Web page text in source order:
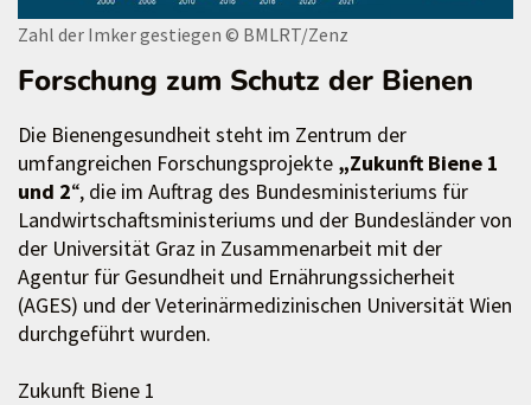
Zahl der Imker gestiegen © BMLRT/Zenz
Forschung zum Schutz der Bienen
Die Bienengesundheit steht im Zentrum der
umfangreichen Forschungsprojekte „Zukunft Biene 1
und 2“, die im Auftrag des Bundesministeriums für
Landwirtschaftsministeriums und der Bundesländer von
der Universität Graz in Zusammenarbeit mit der
Agentur für Gesundheit und Ernährungssicherheit
(AGES) und der Veterinärmedizinischen Universität Wien
durchgeführt wurden.
Zukunft Biene 1